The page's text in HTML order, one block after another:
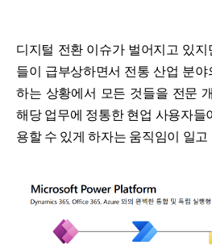
디지털 전환 이슈가 벌어지고 있
들이 급부상하면서 전통 산업 분
하는 상황에서 모든 것들을 전문
해당 업무에 정통한 현업 사용자들
용할 수 있게 하자는 움직임이 일고